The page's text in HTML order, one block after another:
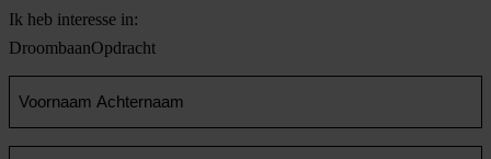
Ik heb interesse in:
DroombaanOpdracht
en
Achternaam